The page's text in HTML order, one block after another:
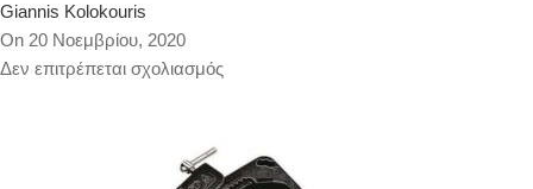
Giannis Kolokouris
On 20 Νοεμβρίου, 2020
Δεν επιτρέπεται σχολιασμός